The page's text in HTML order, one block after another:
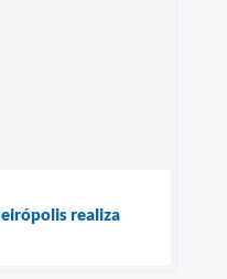
realiza